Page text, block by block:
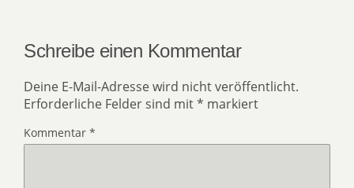
Schreibe einen Kommentar
Deine E-Mail-Adresse wird nicht veröffentlicht.
Erforderliche Felder sind mit* markiert
Kommentar *